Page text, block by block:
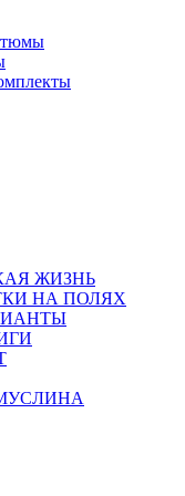
ЖИЗНЬ
НА ПОЛЯХ